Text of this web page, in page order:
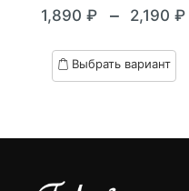
out
based
on
1,890 ₽ – 2,190 ₽
Диапазон
цен:
1,890 ₽
Выбрать вариант